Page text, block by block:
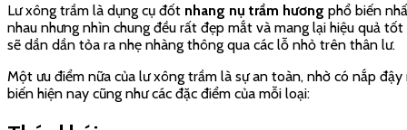
Lư xông trầm là dụng cụ đốt nhang nụ trầm hương phổ biến
nhau nhưng nhìn chung đều rất đẹp mắt và mang lại hiệu quả
sẽ dần dần tỏa ra nhẹ nhàng thông qua các lỗ nhỏ trên thân lư.
Một ưu điểm nữa của lư xông trầm là sự an toàn, nhờ có nắp
biến hiện nay cũng như các đặc điểm của mỗi loại: